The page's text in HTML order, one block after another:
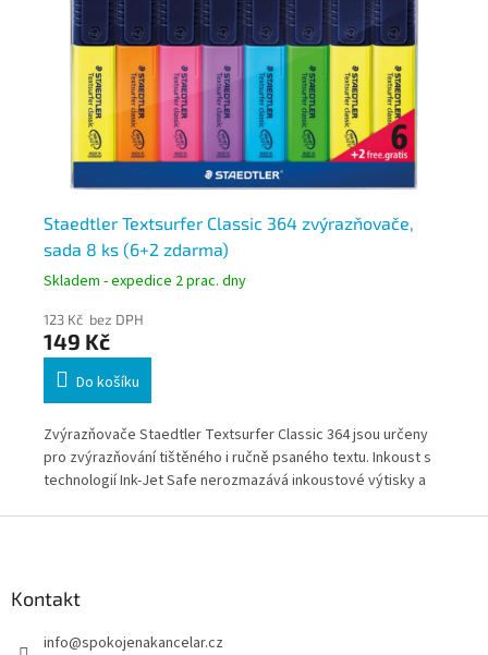
Staedtler Textsurfer Classic 364 zvýrazňovače,
sada 8 ks (6+2 zdarma)
Skladem - expedice 2 prac. dny
123 Kč bez DPH
149 Kč
Do košíku
Zvýrazňovače Staedtler Textsurfer Classic 364 jsou určeny
pro zvýrazňování tištěného i ručně psaného textu. Inkoust s
technologií Ink-Jet Safe nerozmazává inkoustové výtisky a
Kontakt
info@spokojenakancelar.cz